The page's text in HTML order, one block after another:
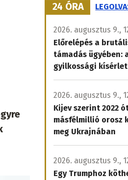
24 ÓRA
2026. augusztus 9.,
Előrelépés a
támadás ügyében:
gyilkossági
2026. augusztus 9.,
Kijev szerint 2022
másfélmillió orosz
meg Ukrajnában
2026. augusztus 9.,
Egy Trumphoz